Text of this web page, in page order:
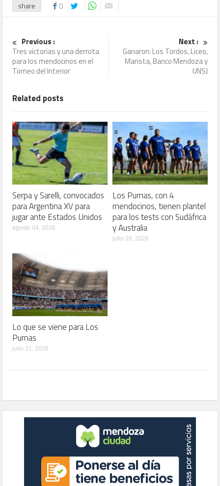
share 0
Previous :
Tres victorias y una derrota
para los mendocinos en el
Torneo del Interior
Next :
Ganaron: Los Tordos, Liceo,
Marista, Banco Mendoza y
UNSJ
Related posts
Serpa y Sarelli, convocados
para Argentina XV para
jugar ante Estados Unidos
agosto 04, 2026
Los Pumas, con 4
mendocinos, tienen plantel
para los tests con Sudáfrica
y Australia
julio 29, 2026
Lo que se viene para Los
Pumas
julio 21, 2026